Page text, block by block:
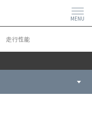
MENU
走行性能